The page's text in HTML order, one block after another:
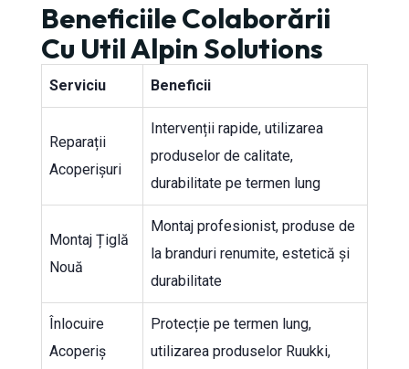
Beneficiile Colaborării
Cu Util Alpin Solutions
Serviciu Beneficii
Reparații
Acoperișuri
Intervenții rapide, utilizarea
produselor de calitate,
durabilitate pe termen lung
Montaj Țiglă
Nouă
Montaj profesionist, produse de
la branduri renumite, estetică și
durabilitate
Înlocuire
Acoperiș
Protecție pe termen lung,
utilizarea produselor Ruukki,